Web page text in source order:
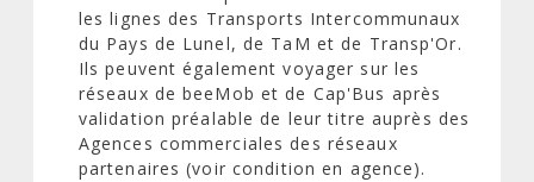
les lignes des Transports Intercommunaux
du Pays de Lunel, de TaM et de Transp'Or.
Ils peuvent également voyager sur les
réseaux de beeMob et de Cap'Bus après
validation préalable de leur titre auprès des
Agences commerciales des réseaux
partenaires (voir condition en agence).